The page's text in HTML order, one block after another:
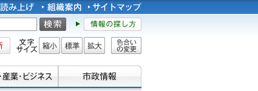
文字サイズ
縮小 標準 拡大
色合い